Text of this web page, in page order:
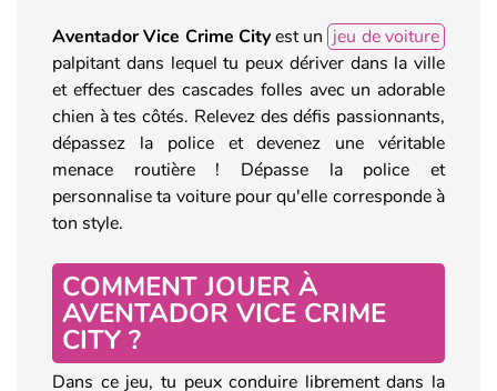
Aventador Vice Crime Cityest un jeu de voiture
palpitant dans lequel tu peux dériver dans la ville
et effectuer des cascades folles avec un adorable
chien à tes côtés. Relevez des défis passionnants,
dépassez la police et devenez une véritable
menace routière ! Dépasse la police et
personnalise ta voiture pour qu'elle corresponde à
ton style.
COMMENT JOUER À
AVENTADOR VICE CRIME
CITY ?
Dans ce jeu, tu peux conduire librement dans la